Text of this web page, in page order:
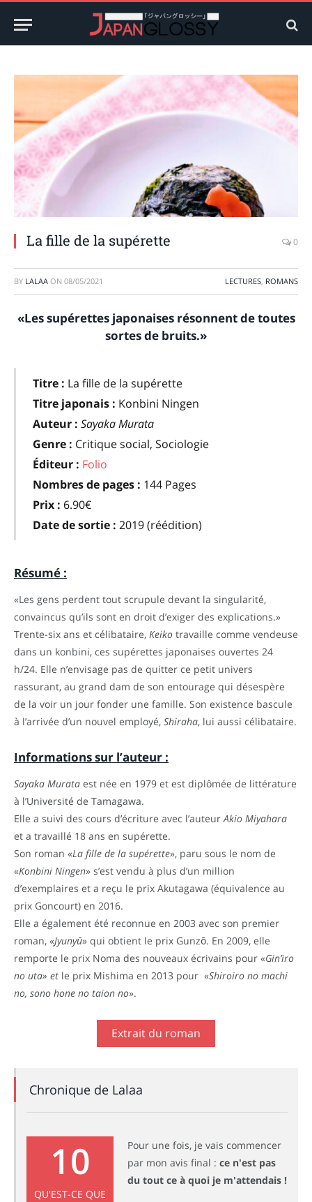
La fille de la supérette 0
BY LALAA ON 08/05/2021 LECTURES, ROMANS
«Les supérettes japonaises résonnent de toutes
sortes de bruits.»
Titre : La fille de la supérette
Titre japonais : Konbini Ningen
Auteur : Sayaka Murata
Genre : Critique social, Sociologie
Éditeur : Folio
Nombres de pages : 144 Pages
Prix : 6.90€
Date de sortie : 2019 (réédition)
Résumé :
«Les gens perdent tout scrupule devant la singularité,
convaincus qu’ils sont en droit d’exiger des explications.»
Trente-six ans et célibataire, Keiko travaille comme vendeuse
dans un konbini, ces supérettes japonaises ouvertes 24
h/24. Elle n’envisage pas de quitter ce petit univers
rassurant, au grand dam de son entourage qui désespère
de la voir un jour fonder une famille. Son existence bascule
à l’arrivée d’un nouvel employé, Shiraha, lui aussi célibataire.
Informations sur l’auteur :
Sayaka Murata est née en 1979 et est diplômée de littérature
à l’Université de Tamagawa.
Elle a suivi des cours d’écriture avec l’auteur Akio Miyahara
et a travaillé 18 ans en supérette.
Son roman «La fille de la supérette», paru sous le nom de
«Konbini Ningen» s’est vendu à plus d’un million
d’exemplaires et a reçu le prix Akutagawa (équivalence au
prix Goncourt) en 2016.
Elle a également été reconnue en 2003 avec son premier
roman, «Jyunyū» qui obtient le prix Gunzō. En 2009, elle
remporte le prix Noma des nouveaux écrivains pour «Gin’iro
no uta» et le prix Mishima en 2013 pour «Shiroiro no machi
no, sono hone no taion no».
Extrait du roman
Chronique de Lalaa
10
QU'EST-CE QUE
Pour une fois, je vais commencer
par mon avis final : ce n'est pas
du tout ce à quoi je m'attendais !